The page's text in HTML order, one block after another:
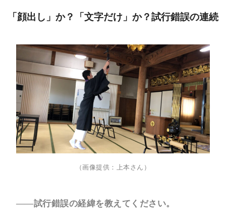
「顔出し」か？「文字だけ」か？試行錯誤の連続
（画像提供：上本さん）
――試行錯誤の経緯を教えてください。